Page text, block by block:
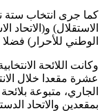
كما جرى انتخاب ستة
الاستقلال) و(الاتحاد
الوطني للأحرار)
وكانت اللائحة
بمقعدين والاتحاد